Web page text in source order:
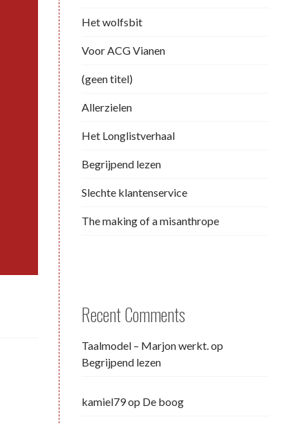
Het wolfsbit
Voor ACG Vianen
(geen titel)
Allerzielen
Het Longlistverhaal
Begrijpend lezen
Slechte klantenservice
The making of a misanthrope
Recent Comments
Taalmodel – Marjon werkt.op
Begrijpend lezen
kamiel79op De boog